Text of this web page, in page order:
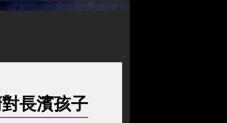
長濱孩子